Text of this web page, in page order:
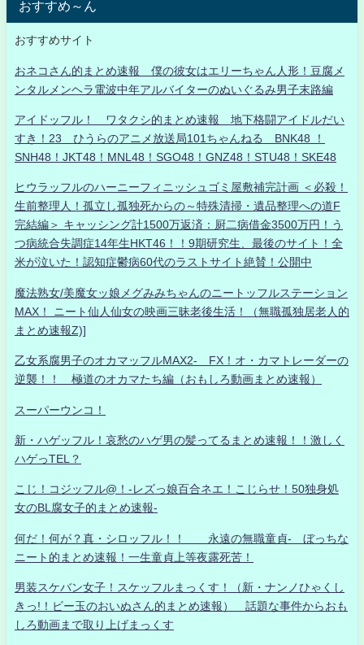
おすすめ～ん
おすすめサイト
おネコさん的まとめ速報 僕の彼女はエリーちゃん人形！豆腐メ
ンタルメンヘラ電波中年アルバイターのぬいぐるみ男子末路編
アイドッフル！ ワタクシ的まとめ速報 地下格闘アイドルだい
すき！23 ひうらのアニメ放送局101ちゃんねる BNK48 ！
SNH48！JKT48！MNL48！SGO48！GNZ48！STU48！SKE48
ヒウラッフルのハーニーフィニッシュゴミ屋敷補完計画 ＜必殺！
生前整理人！孤立し孤独死からの～特殊清掃・遺品整理への道F
完結編＞ キャッシング計1500万返済：厨二病借金3500万円！う
つ病統合失調症14年生HKT46！！9期研究生、最後のサイト！全
米が泣いた！認知症鬱病60代のラストサイト絶賛！公開中
魔法熟女/美魔女ッ娘メグみみちゃんのニートッフルステーション
MAX！ ニート仙人仙女の映画三昧老後生活！（無職孤独居老人的
まとめ速報Z)]
乙女系腐男子のオカマッフルMAX2- FX！オ・カマトレーダーの
逆襲！！ 極道のオカマたち編（おもしろ動画まとめ速報）
スーパーウンコ！
新・ハゲッフル！哀愁のハゲ男の髪ってるまとめ速報！！激しく
ハゲっTEL？
こじ！コジッフル@！-レズっ娘百合ネエ！こじらせ！50独身処
女のBL腐女子的まとめ速報-
何だ！何が？真・シロッフル！！ 永遠の無職童貞- ぼっちな
ニート的まとめ速報！一生童貞上等夜露死苦！
男装スケバン女子！スケッフルまっくす！（新・ナンノひゃくし
きっ!！ビー玉のおいぬさん的まとめ速報） 話題な事件からおも
しろ動画まで取り上げまっくす